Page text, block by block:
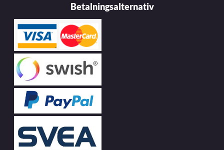
Betalningsalternativ